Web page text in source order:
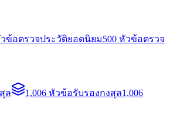
วข้อตรวจประวัติยอดนิยม500 หัวข้อตรวจ
ล 1,006 หัวข้อรับรองกงสุล1,006